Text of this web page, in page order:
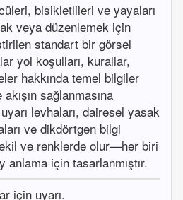
bisikletlileri ve yayaları
veya düzenlemek için
standart bir görsel
yol koşulları, kurallar,
hakkında temel bilgiler
sağlanmasına
levhaları, dairesel yasak
ve dikdörtgen bilgi
ve renklerde olur—her biri
anlama için tasarlanmıştır.